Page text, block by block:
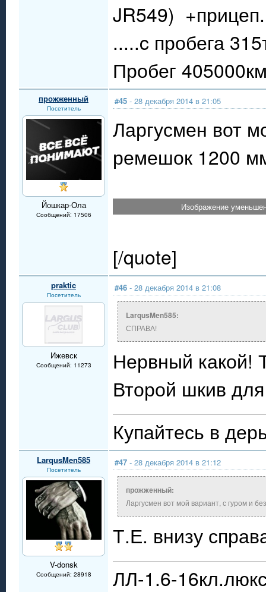
JR549) +прицеп.
.....c пробега
Пробег
прожженный
Посетитель
Йошкар-Ола
Сообщений: 17506
#45 - 28 декабря 2014 в 21:05
Ларгусмен вот
ремешок 1200
Изображение
[/quote]
praktic
Посетитель
Ижевск
Сообщений: 11273
#46 - 28 декабря 2014 в 21:08
LarqusMen585:
СПРАВА!
Нервный какой!
Второй шкив
Купайтесь в
LarqusMen585
Посетитель
V-donsk
Сообщений: 28918
#47 - 28 декабря 2014 в 21:12
прожженный:
Ларгусмен вот мой вариант, с гуром и
Т.Е. внизу
ЛЛ-1.6-